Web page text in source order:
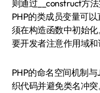
则通过__construct方
PHP的类成员变量可
须在构造函数中初始
要开发者注意作用域和
PHP的命名空间机制
织代码并避免类名冲